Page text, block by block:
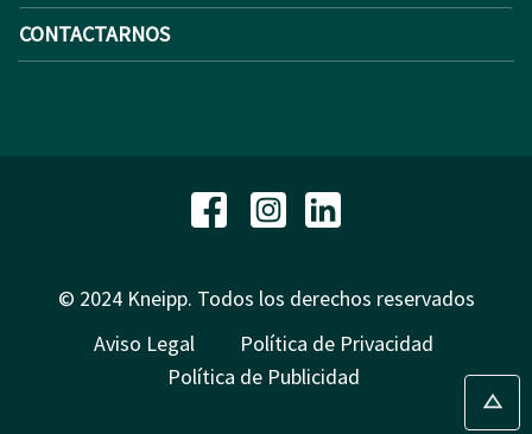
CONTACTARNOS
© 2024 Kneipp. Todos los derechos reservados
Aviso Legal
Política de Privacidad
Política de Publicidad